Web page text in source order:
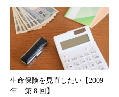
生命保険を見直したい【2009
年 第 8 回】